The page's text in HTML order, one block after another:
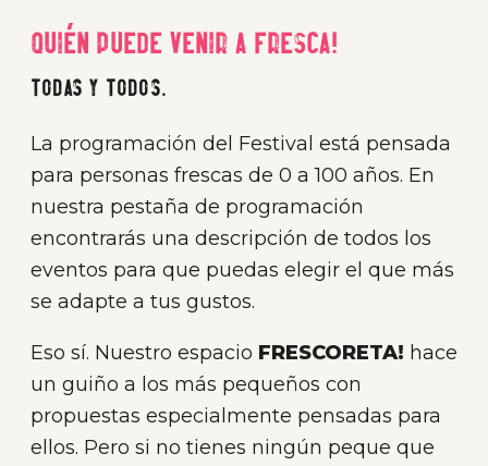
Quién puede venir a FRESCA!
Todas y todos.
La programación del Festival está pensada
para personas frescas de 0 a 100 años. En
nuestra pestaña de programación
encontrarás una descripción de todos los
eventos para que puedas elegir el que más
se adapte a tus gustos.
Eso sí. Nuestro espacio FRESCORETA! hace
un guiño a los más pequeños con
propuestas especialmente pensadas para
ellos. Pero si no tienes ningún peque que